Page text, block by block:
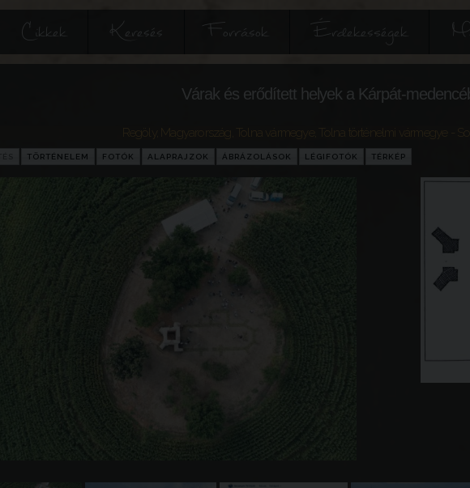
Cikkek Keresés Források Érdekességek
Várak és erődített helyek a Kárpát-
Regöly Magyarország Tolna vármegye Tolna történelmi vármegye -
TÖRTÉNELEM FOTÓK ALAPRAJZOK ÁBRÁZOLÁSOK LÉGIFOTÓK TÉRKÉP